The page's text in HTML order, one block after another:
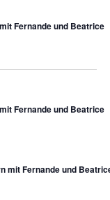
Fernande und Beatrice
Fernande und Beatrice
mit Fernande und